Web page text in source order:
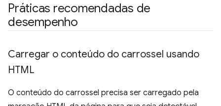
Práticas recomendadas de
desempenho
Carregar o conteúdo do carrossel usando
HTML
O conteúdo do carrossel precisa ser carregado pela